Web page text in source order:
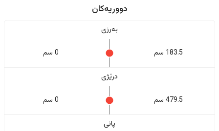
دووریەکان
بەرزی
183.5 سم 0 سم
درێژی
479.5 سم 0 سم
پانی